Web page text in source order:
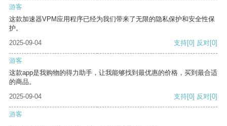
游客
这款加速器VPM应用程序已经为我们带来了无限的隐私保护和安全性保
护。
2025-09-04
支持[0] 反对[0]
游客
这款app是我购物的得力助手，让我能够找到最优惠的价格，买到最合适
的商品。
2025-09-04
支持[0] 反对[0]
游客